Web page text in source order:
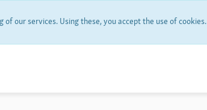
of our services. Using these, you accept the use of cookies.